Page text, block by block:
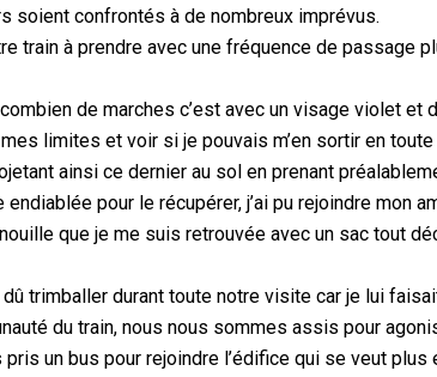
soient confrontés à de nombreux imprévus.
train à prendre avec une fréquence de passage
de marches c’est avec un visage violet et
limites et voir si je pouvais m’en sortir en
ainsi ce dernier au sol en prenant
pour le récupérer, j’ai pu rejoindre mon
que je me suis retrouvée avec un sac tout
trimballer durant toute notre visite car je lui
du train, nous nous sommes assis pour
un bus pour rejoindre l’édifice qui se veut